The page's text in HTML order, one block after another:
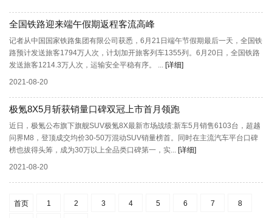
全国铁路迎来端午假期返程客流高峰
记者从中国国家铁路集团有限公司获悉，6月21日端午节假期最后一天，全国铁
路预计发送旅客1794万人次，计划加开旅客列车1355列。6月20日，全国铁路
发送旅客1214.3万人次，运输安全平稳有序。 ... [详细]
2021-08-20
极氪8X5月斩获销量口碑双冠上市首月领跑
近日，极氪公布旗下旗舰SUV极氪8X最新市场战绩:新车5月销售6103台，超越
问界M8，登顶成交均价30-50万混动SUV销量榜首。同时在主流汽车平台口碑
榜也拔得头筹，成为30万以上全品类口碑第一，实... [详细]
2021-08-20
首页 1 2 3 4 5 6 7 8